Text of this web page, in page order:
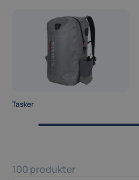
Tasker
100 produkter